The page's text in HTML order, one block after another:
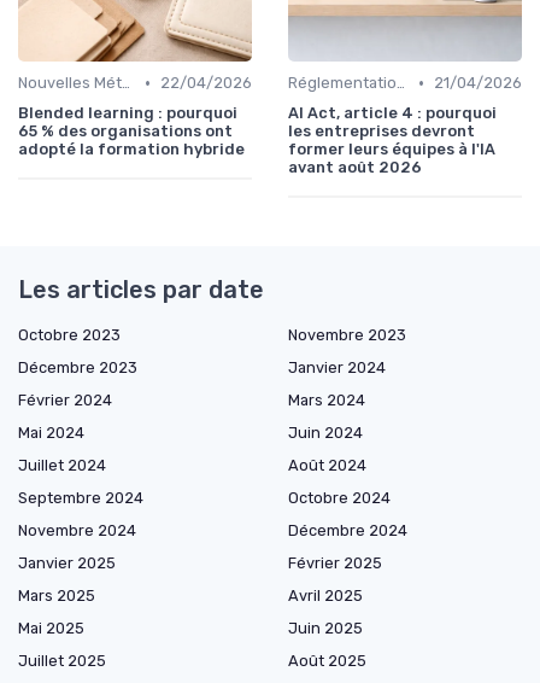
Nouvelles Méthodologies de Formation •
22/04/2026
Blended learning : pourquoi
65 % des organisations ont
adopté la formation hybride
Réglementation et Droits à la Formation •
21/04/2026
AI Act, article 4 : pourquoi
les entreprises devront
former leurs équipes à l'IA
avant août 2026
Les articles par date
Octobre 2023
Novembre 2023
Décembre 2023
Janvier 2024
Février 2024
Mars 2024
Mai 2024
Juin 2024
Juillet 2024
Août 2024
Septembre 2024
Octobre 2024
Novembre 2024
Décembre 2024
Janvier 2025
Février 2025
Mars 2025
Avril 2025
Mai 2025
Juin 2025
Juillet 2025
Août 2025